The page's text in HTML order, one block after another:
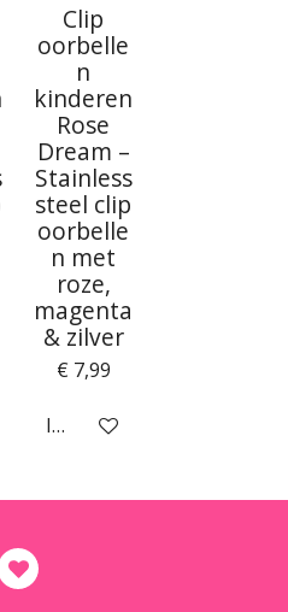
Clip
oorbelle
n
kinderen
Rose
Dream –
Stainless
steel clip
oorbelle
n met
roze,
magenta
& zilver
€ 7,99
In winkelwagen